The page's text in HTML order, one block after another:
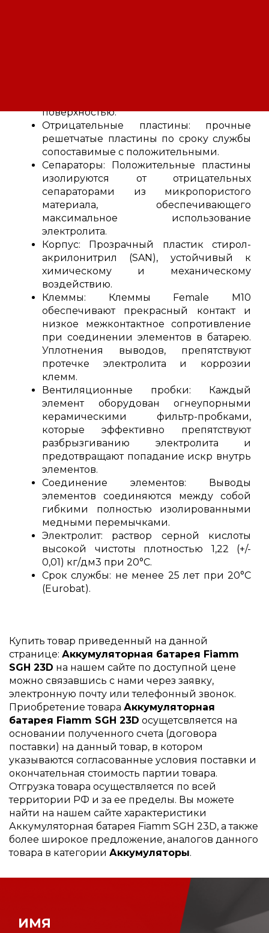
поверхностью.
Отрицательные пластины: прочные
решетчатые пластины по сроку службы
сопоставимые с положительными.
Сепараторы: Положительные пластины
изолируются от отрицательных
сепараторами из микропористого
материала, обеспечивающего
максимальное использование
электролита.
Корпус: Прозрачный пластик стирол-
акрилонитрил (SAN), устойчивый к
химическому и механическому
воздействию.
Клеммы: Клеммы Female М10
обеспечивают прекрасный контакт и
низкое межконтактное сопротивление
при соединении элементов в батарею.
Уплотнения выводов, препятствуют
протечке электролита и коррозии
клемм.
Вентиляционные пробки: Каждый
элемент оборудован огнеупорными
керамическими фильтр-пробками,
которые эффективно препятствуют
разбрызгиванию электролита и
предотвращают попадание искр внутрь
элементов.
Соединение элементов: Выводы
элементов соединяются между собой
гибкими полностью изолированными
медными перемычками.
Электролит: раствор серной кислоты
высокой чистоты плотностью 1,22 (+/-
0,01) кг/дм3 при 20°С.
Срок службы: не менее 25 лет при 20°C
(Eurobat).
Купить товар приведенный на данной
странице: Аккумуляторная батарея Fiamm
SGH 23D на нашем сайте по доступной цене
можно связавшись с нами через заявку,
электронную почту или телефонный звонок.
Приобретение товара Аккумуляторная
батарея Fiamm SGH 23D осущетсвляется на
основании полученного счета (договора
поставки) на данный товар, в котором
указываются согласованные условия поставки и
окончательная стоимость партии товара.
Отгрузка товара осуществляется по всей
территории РФ и за ее пределы. Вы можете
найти на нашем сайте характеристики
Аккумуляторная батарея Fiamm SGH 23D, а также
более широкое предложение, аналогов данного
товара в категории Аккумуляторы.
ИМЯ